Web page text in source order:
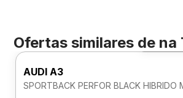
Ofertas similares de na
Foto
AUDI A3